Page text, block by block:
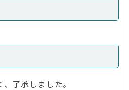
了承しました。